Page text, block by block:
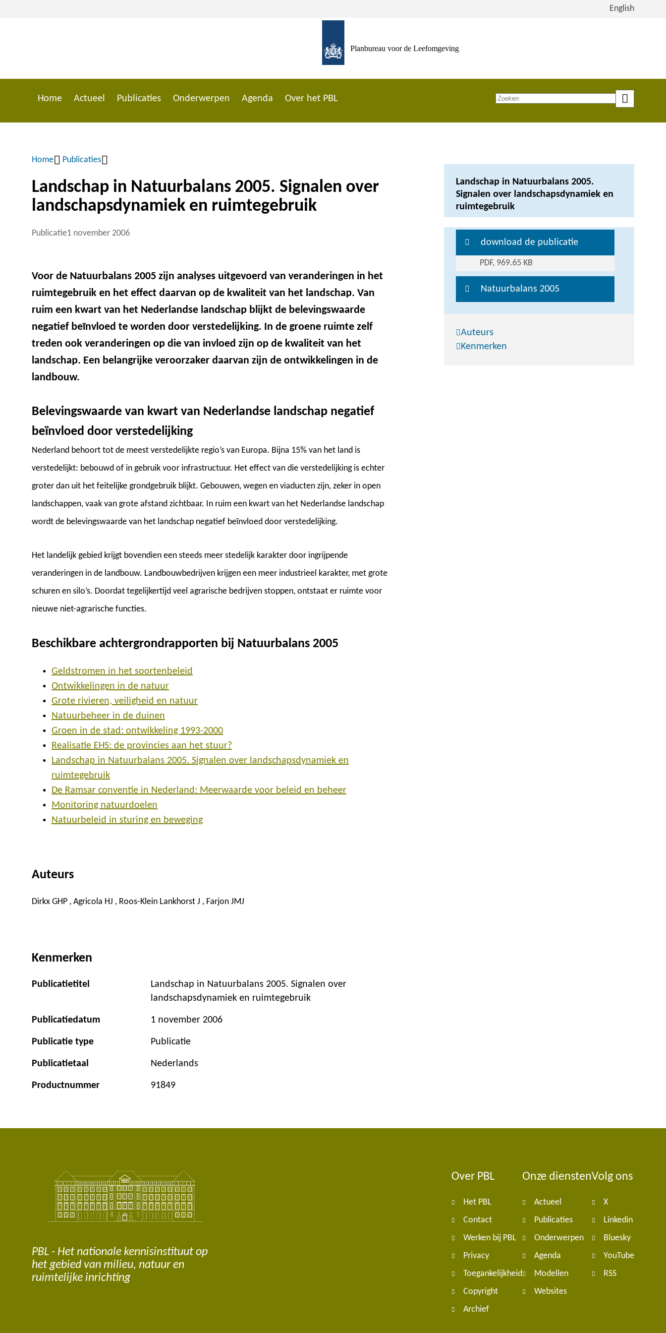
inhoud
Bekijk
English
Planbureau voor de Leefomgeving
Home Actueel Publicaties Onderwerpen Agenda Over het PBL
Zoeken
Kruimelpad
Home Publicaties
Landschap in Natuurbalans 2005. Signalen over
landschapsdynamiek en ruimtegebruik
Publicatie1 november 2006
Landschap in Natuurbalans 2005.
Signalen over landschapsdynamiek en
ruimtegebruik
PDF, 969.65 KB
download de publicatie
Natuurbalans 2005
Auteurs
Kenmerken
Voor de Natuurbalans 2005 zijn analyses uitgevoerd van veranderingen in het
ruimtegebruik en het effect daarvan op de kwaliteit van het landschap. Van
ruim een kwart van het Nederlandse landschap blijkt de belevingswaarde
negatief beïnvloed te worden door verstedelijking. In de groene ruimte zelf
treden ook veranderingen op die van invloed zijn op de kwaliteit van het
landschap. Een belangrijke veroorzaker daarvan zijn de ontwikkelingen in de
landbouw.
Belevingswaarde van kwart van Nederlandse landschap negatief
beïnvloed door verstedelijking
Nederland behoort tot de meest verstedelijkte regio’s van Europa. Bijna 15% van het land is
verstedelijkt: bebouwd of in gebruik voor infrastructuur. Het effect van die verstedelijking is echter
groter dan uit het feitelijke grondgebruik blijkt. Gebouwen, wegen en viaducten zijn, zeker in open
landschappen, vaak van grote afstand zichtbaar. In ruim een kwart van het Nederlandse landschap
wordt de belevingswaarde van het landschap negatief beïnvloed door verstedelijking.
Het landelijk gebied krijgt bovendien een steeds meer stedelijk karakter door ingrijpende
veranderingen in de landbouw. Landbouwbedrijven krijgen een meer industrieel karakter, met grote
schuren en silo’s. Doordat tegelijkertijd veel agrarische bedrijven stoppen, ontstaat er ruimte voor
nieuwe niet-agrarische functies.
Beschikbare achtergrondrapporten bij Natuurbalans 2005
Geldstromen in het soortenbeleid
Ontwikkelingen in de natuur
Grote rivieren, veiligheid en natuur
Natuurbeheer in de duinen
Groen in de stad: ontwikkeling 1993-2000
Realisatie EHS: de provincies aan het stuur?
Landschap in Natuurbalans 2005. Signalen over landschapsdynamiek en
ruimtegebruik
De Ramsar conventie in Nederland: Meerwaarde voor beleid en beheer
Monitoring natuurdoelen
Natuurbeleid in sturing en beweging
Auteurs
Dirkx GHP , Agricola HJ , Roos-Klein Lankhorst J , Farjon JMJ
Kenmerken
Publicatietitel
Landschap in Natuurbalans 2005. Signalen over
landschapsdynamiek en ruimtegebruik
Publicatiedatum 1 november 2006
Publicatie type Publicatie
Publicatietaal Nederlands
Productnummer 91849
PBL - Het nationale kennisinstituut op
het gebied van milieu, natuur en
ruimtelijke inrichting
Over PBL
Het PBL
Contact
Werken bij PBL
Privacy
Toegankelijkheid
Copyright
Archief
Onze diensten
Actueel
Publicaties
Onderwerpen
Agenda
Modellen
Websites
Volg ons
X
Linkedin
Bluesky
YouTube
RSS